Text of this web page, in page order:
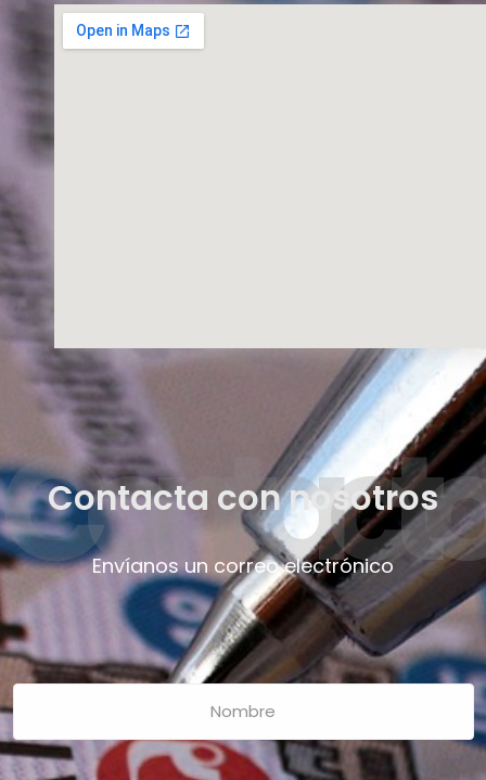
Contacto
Contacta con nosotros
Envíanos un correo electrónico